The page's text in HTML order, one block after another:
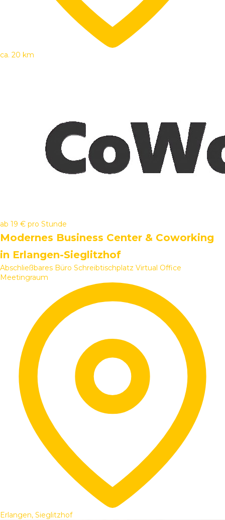
ca. 20 km
ab 19 € pro Stunde
Modernes Business Center & Coworking
in Erlangen-Sieglitzhof
Abschließbares Büro Schreibtischplatz Virtual Office
Meetingraum
Erlangen, Sieglitzhof